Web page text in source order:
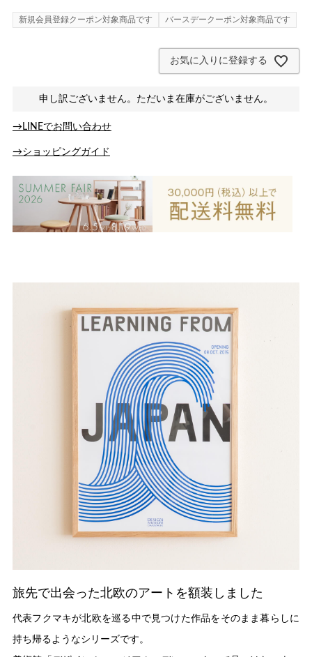
新規会員登録クーポン対象商品です バースデークーポン対象商品です
お気に入りに登録する
申し訳ございません。ただいま在庫がございません。
→LINEでお問い合わせ
→ショッピングガイド
旅先で出会った北欧のアートを額装しました
代表フクマキが北欧を巡る中で見つけた作品をそのまま暮らしに
持ち帰るようなシリーズです。